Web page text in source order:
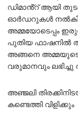
ഡിമാൻ്റ് ആയി
ഓർഡറുകൾ നൽകി
അമ്മയോടെപ്പം
പുതിയ ഫാഷനിൽ
അങ്ങനെ
വരുമാനവും ലഭിച്ചു
അഞ്ജലി
കണ്ടെത്തി വിളിക്കും